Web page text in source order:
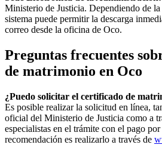
Ministerio de Justicia. Dependiendo de
sistema puede permitir la descarga
correo desde la oficina de Oco.
Preguntas frecuentes
de matrimonio en Oco
¿Puedo solicitar el certificado de
Es posible realizar la solicitud en línea,
oficial del Ministerio de Justicia como a
especialistas en el trámite con el pago
recomendación es realizarlo a través de